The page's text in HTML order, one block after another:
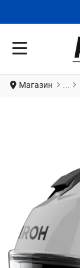
Магазин